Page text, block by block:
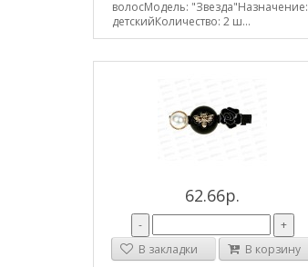
волосМодель: "Звезда"Назначение:
детскийКоличество: 2 ш...
62.66р.
-
+
В закладки
В корзину